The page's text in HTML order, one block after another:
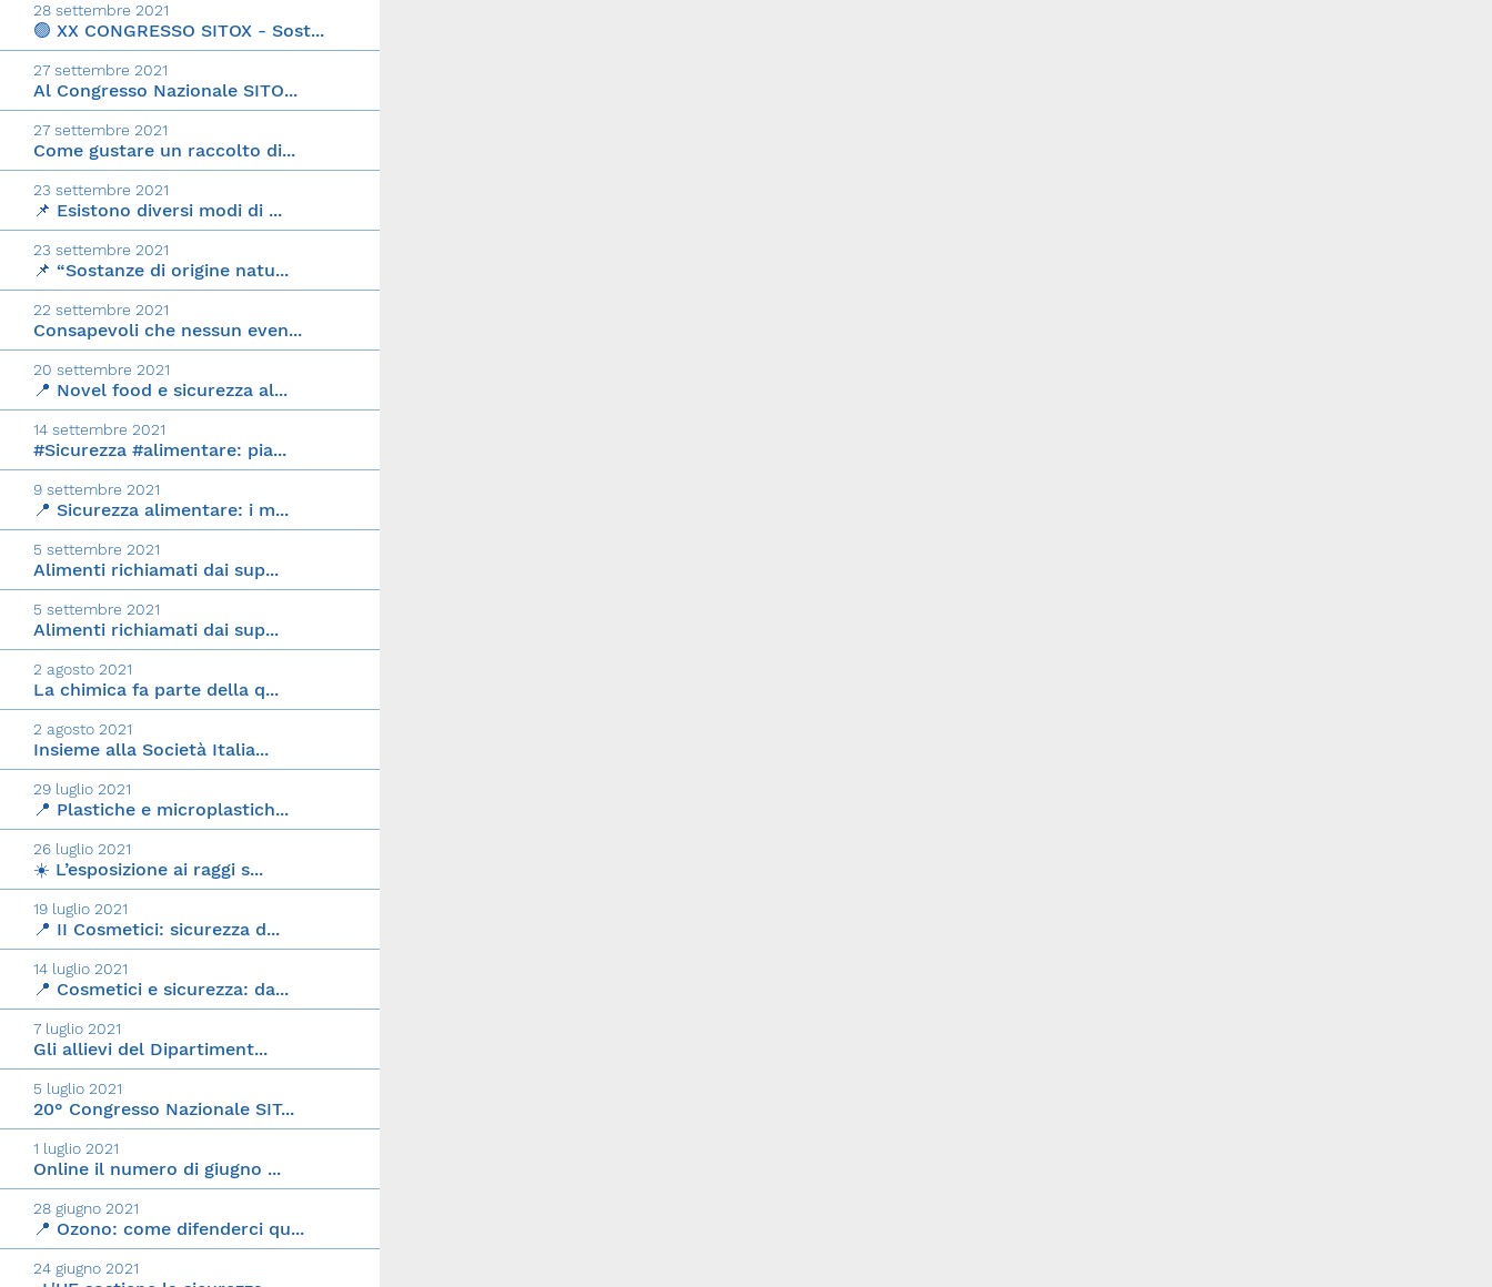
28 settembre 2021
🟢 XX CONGRESSO SITOX - Sost...
27 settembre 2021
Al Congresso Nazionale SITO...
27 settembre 2021
Come gustare un raccolto di...
23 settembre 2021
📌 Esistono diversi modi di ...
23 settembre 2021
📌 “Sostanze di origine natu...
22 settembre 2021
Consapevoli che nessun even...
20 settembre 2021
📍 Novel food e sicurezza al...
14 settembre 2021
#Sicurezza #alimentare: pia...
9 settembre 2021
📍 Sicurezza alimentare: i m...
5 settembre 2021
Alimenti richiamati dai sup...
5 settembre 2021
Alimenti richiamati dai sup...
2 agosto 2021
La chimica fa parte della q...
2 agosto 2021
Insieme alla Società Italia...
29 luglio 2021
📍 Plastiche e microplastich...
26 luglio 2021
☀️ L’esposizione ai raggi s...
19 luglio 2021
📍 II Cosmetici: sicurezza d...
14 luglio 2021
📍 Cosmetici e sicurezza: da...
7 luglio 2021
Gli allievi del Dipartiment...
5 luglio 2021
20° Congresso Nazionale SIT...
1 luglio 2021
Online il numero di giugno ...
28 giugno 2021
📍 Ozono: come difenderci qu...
24 giugno 2021